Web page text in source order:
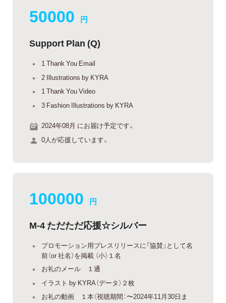
50000 円
Support Plan (Q)
1 Thank You Email
2 Illustrations by KYRA
1 Thank You Video
3 Fashion Illustrations by KYRA
2024年08月 にお届け予定です。
0人が応援しています。
100000 円
M-4 ただただ応援☆シルバー
プロモーション用プレスリリースに「協賛」として名
前（or 社名）を掲載 （小）１名
お礼のメール １通
イラスト by KYRA（データ）２枚
お礼の動画 １本（視聴期間：〜2024年11月30日ま